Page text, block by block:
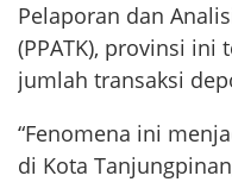
Pelaporan dan
(PPATK), provinsi ini
jumlah transaksi
“Fenomena ini
di Kota